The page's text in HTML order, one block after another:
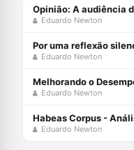
Eduardo Newton
Por uma reflexão
Eduardo Newton
Eduardo Newton
Eduardo Newton